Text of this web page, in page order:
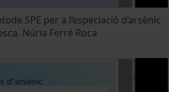
SPE per a l’especiació d’arsènic
Núria Ferré Roca